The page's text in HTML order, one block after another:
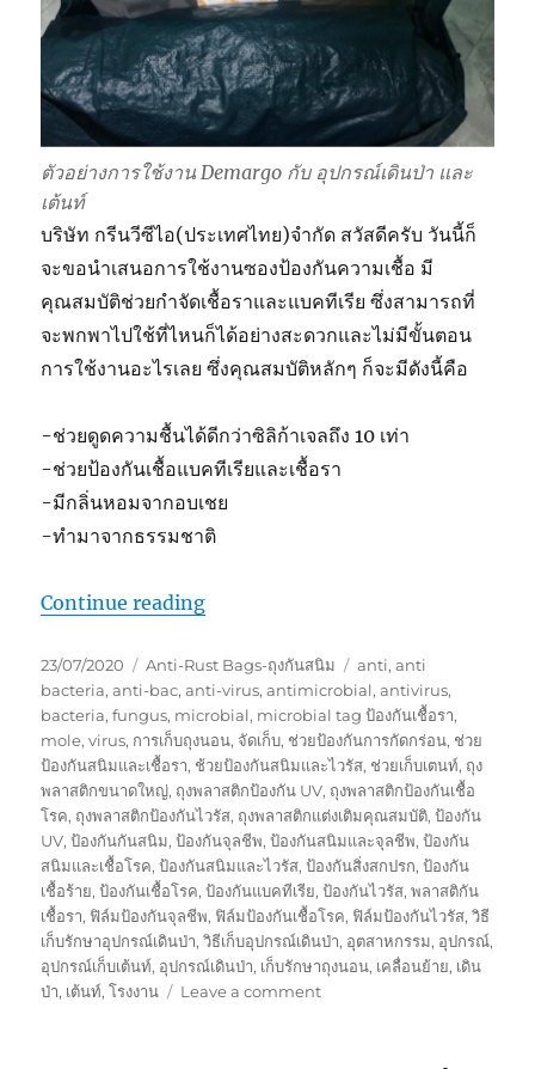
ตัวอย่างการใช้งาน Demargo กับ อุปกรณ์เดินป่า และ
เต้นท์
บริษัท กรีนวีซีไอ(ประเทศไทย)จำกัด สวัสดีครับ วันนี้ก็
จะขอนำเสนอการใช้งานซองป้องกันความเชื้อ มี
คุณสมบัติช่วยกำจัดเชื้อราและแบคทีเรีย ซึ่งสามารถที่
จะพกพาไปใช้ที่ไหนก็ได้อย่างสะดวกและไม่มีขั้นตอน
การใช้งานอะไรเลย ซึ่งคุณสมบัติหลักๆ ก็จะมีดังนี้คือ
-ช่วยดูดความชื้นได้ดีกว่าซิลิก้าเจลถึง 10 เท่า
-ช่วยป้องกันเชื้อแบคทีเรียและเชื้อรา
-มีกลิ่นหอมจากอบเชย
-ทำมาจากธรรมชาติ
Continue reading“เก็บเต้นท์และอุปกรณ์เดินป่า ให้ปลอดภั
Posted
on
23/07/2020 Categories
Anti-Rust Bags-ถุงกันสนิม Tags
anti,anti
bacteria,anti-bac,anti-virus,antimicrobial,antivirus,
bacteria,fungus, microbial, microbial tag ป้องกันเชื้อรา,
mole,virus, การเก็บถุงนอน, จัดเก็บ, ช่วยป้องกันการกัดกร่อน, ช่วย
ป้องกันสนิมและเชื้อรา, ช้วยป้องกันสนิมและไวรัส, ช่วยเก็บเตนท์, ถุง
พลาสติกขนาดใหญ่, ถุงพลาสติกป้องกัน UV, ถุงพลาสติกป้องกันเชื้อ
โรค, ถุงพลาสติกป้องกันไวรัส, ถุงพลาสติกแต่งเติมคุณสมบัติ,ป้องกัน
UV,ป้องกันกันสนิม,ป้องกันจุลชีพ,ป้องกันสนิมและจุลชีพ,ป้องกัน
สนิมและเชื้อโรค,ป้องกันสนิมและไวรัส,ป้องกันสิ่งสกปรก,ป้องกัน
เชื้อร้าย,ป้องกันเชื้อโรค,ป้องกันแบคทีเรีย,ป้องกันไวรัส,พลาสติกัน
เชื้อรา, ฟิล์มป้องกันจุลชีพ, ฟิล์มป้องกันเชื้อโรค, ฟิล์มป้องกันไวรัส,วิธี
เก็บรักษาอุปกรณ์เดินป่า,วิธีเก็บอุปกรณ์เดินป่า, อุตสาหกรรม, อุปกรณ์,
อุปกรณ์เก็บเต้นท์, อุปกรณ์เดินป่า, เก็บรักษาถุงนอน, เคลื่อนย้าย, เดิน
ป่า, เต้นท์,โรงงาน Leave a commenton